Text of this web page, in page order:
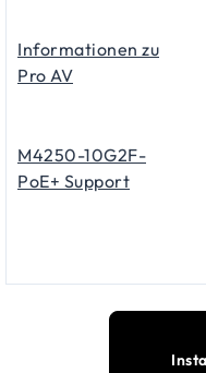
Informationen zu
Pro AV
M4250-10G2F-
PoE+ Support